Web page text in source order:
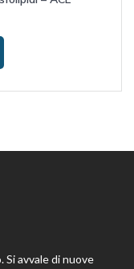
Si avvale di nuove